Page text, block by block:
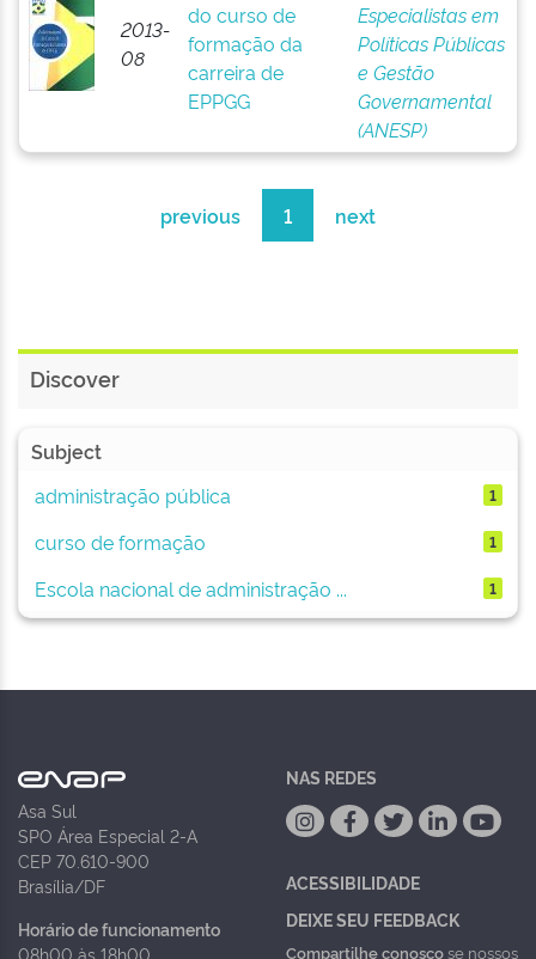
2013-
08
do curso de
formação da
carreira de
EPPGG
Especialistas em
Políticas Públicas
e Gestão
Governamental
(ANESP)
previous 1 next
Discover
Subject
administração pública
1
curso de formação 1
Escola nacional de administração ... 1
Asa Sul
SPO Área Especial 2-A
CEP 70.610-900
Brasília/DF
Horário de funcionamento
08h00 às 18h00
NAS REDES
ACESSIBILIDADE
DEIXE SEU FEEDBACK
Compartilhe conoscose nossos